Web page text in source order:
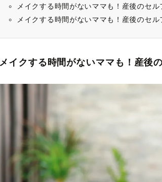
メイクする時間がないママも！産後のセ
メイクする時間がないママも！産後のセ
メイクする時間がないママも！産後